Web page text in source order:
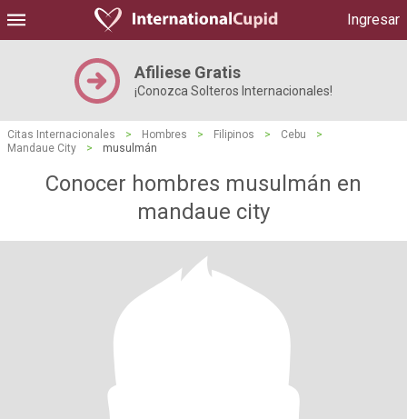
Ingresar
Afiliese Gratis
¡Conozca Solteros Internacionales!
Citas Internacionales > Hombres > Filipinos > Cebu
>
Mandaue City
> musulmán
Conocer hombres musulmán en
mandaue city